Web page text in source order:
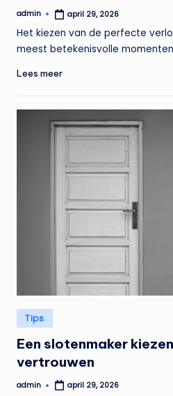
Geplaatst
admin april 29, 2026
Het kiezen van de perfecte
meest betekenisvolle
Lees meer
Geplaatst
in
Tips
Een slotenmaker
vertrouwen
Geplaatst
admin april 29, 2026